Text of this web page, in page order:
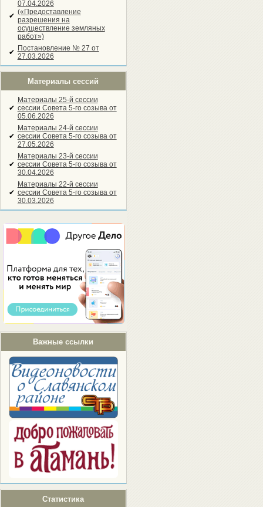
✔
07.04.2026
(«Предоставление
разрешения на
осуществление земляных
работ»)
✔ Постановление № 27 от
27.03.2026
Материалы сессий
✔
Материалы 25-й сессии
сессии Совета 5-го созыва от
05.06.2026
✔
Материалы 24-й сессии
сессии Совета 5-го созыва от
27.05.2026
✔
Материалы 23-й сессии
сессии Совета 5-го созыва от
30.04.2026
✔
Материалы 22-й сессии
сессии Совета 5-го созыва от
30.03.2026
Важные ссылки
Статистика